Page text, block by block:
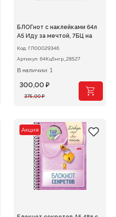
БЛОГнот с наклейками 64л
А5 Иду за мечтой, 7БЦ на
Код: ГЛ00029346
Артикул: 64Кц5нгр_28527
В наличии: 1
375,00₽
Первоначальная
375,00 ₽.
300,00 ₽
Текущая
Акция